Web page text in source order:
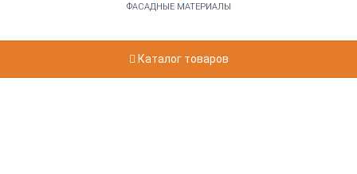
ФАСАДНЫЕ МАТЕРИАЛЫ
Каталог товаров